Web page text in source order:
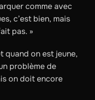
comme avec
c’est bien, mais
pas. »
quand on est jeune,
problème de
on doit encore